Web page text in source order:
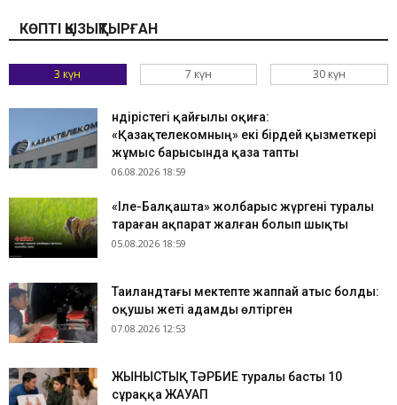
КӨПТІ ҚЫЗЫҚТЫРҒАН
3 күн 7 күн 30 күн
Өндірістегі қайғылы оқиға:
«Қазақтелекомның» екі бірдей қызметкері
жұмыс барысында қаза тапты
06.08.2026 18:59
«Іле-Балқашта» жолбарыс жүргені туралы
тараған ақпарат жалған болып шықты
05.08.2026 18:59
Таиландтағы мектепте жаппай атыс болды:
оқушы жеті адамды өлтірген
07.08.2026 12:53
ЖЫНЫСТЫҚ ТӘРБИЕ туралы басты 10
сұраққа ЖАУАП